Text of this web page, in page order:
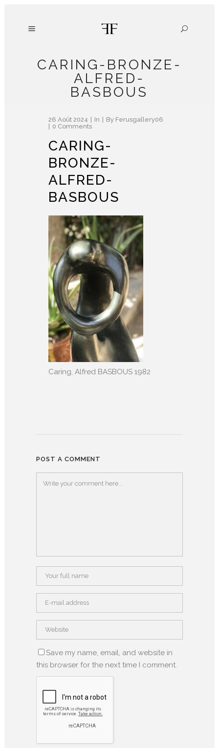
CARING-BRONZE-
ALFRED-
BASBOUS
26 Août 2024 In By Ferusgallery06
0 Comments
CARING-
BRONZE-
ALFRED-
BASBOUS
Caring, Alfred BASBOUS 1982
POST A COMMENT
Save my name, email, and website in
this browser for the next time I comment.